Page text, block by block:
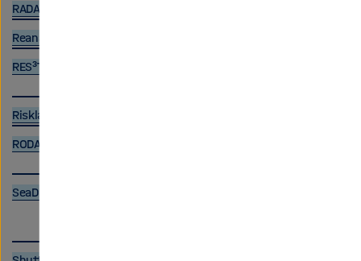
RADAR4KIT
Reanalysis Tropopause Data Repository
RES³T
Risklayer Explorer
RODARE
SeaDataNet